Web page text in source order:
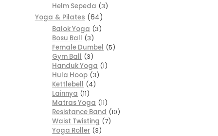
Helm Sepeda 3
Yoga & Pilates
64
Balok Yoga 3
Bosu Ball 3
Female Dumbel 5
Gym Ball 3
Handuk Yoga 1
Hula Hoop 3
Kettlebell 4
Lainnya 11
Matras Yoga 11
Resistance Band 10
Waist Twisting 7
Yoga Roller 3